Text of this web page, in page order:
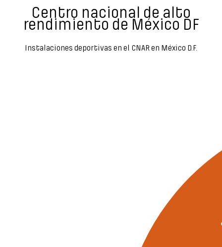
Centro nacional de alto
rendimiento de México DF
Instalaciones deportivas en el CNAR en México D.F.